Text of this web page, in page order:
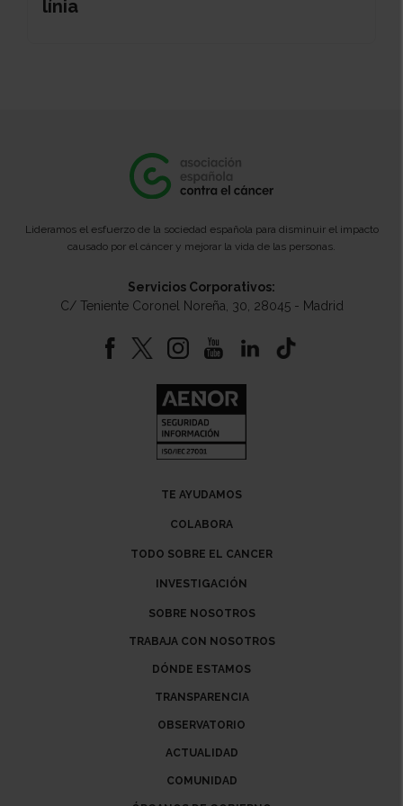
línia
Lideramos el esfuerzo de la sociedad española para disminuir el impacto
causado por el cáncer y mejorar la vida de las personas.
Servicios Corporativos:
C/ Teniente Coronel Noreña, 30, 28045 - Madrid
TE AYUDAMOS
COLABORA
TODO SOBRE EL CANCER
INVESTIGACIÓN
SOBRE NOSOTROS
TRABAJA CON NOSOTROS
DÓNDE ESTAMOS
TRANSPARENCIA
OBSERVATORIO
ACTUALIDAD
COMUNIDAD